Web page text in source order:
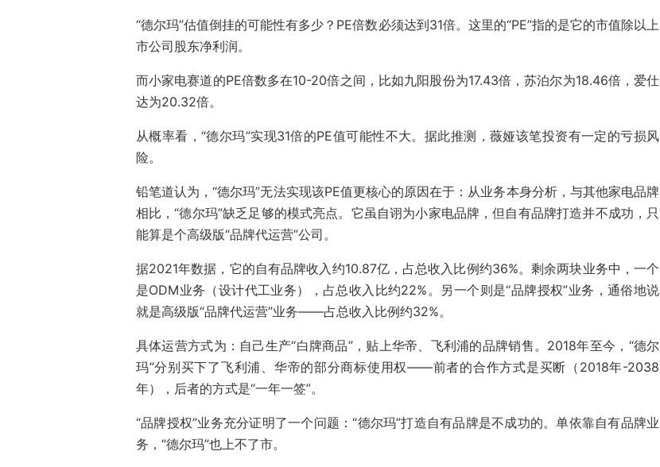
“德尔玛”估值倒挂的可能性有多少？PE倍数必须达到31倍。这里的“PE”指的是它的市值除以上
市公司股东净利润。
而小家电赛道的PE倍数多在10-20倍之间，比如九阳股份为17.43倍，苏泊尔为18.46倍，爱仕
达为20.32倍。
从概率看，“德尔玛”实现31倍的PE值可能性不大。据此推测，薇娅该笔投资有一定的亏损风
险。
铅笔道认为，“德尔玛”无法实现该PE值更核心的原因在于：从业务本身分析，与其他家电品牌
相比，“德尔玛”缺乏足够的模式亮点。它虽自诩为小家电品牌，但自有品牌打造并不成功，只
能算是个高级版“品牌代运营”公司。
据2021年数据，它的自有品牌收入约10.87亿，占总收入比例约36%。剩余两块业务中，一个
是ODM业务（设计代工业务），占总收入比约22%。另一个则是“品牌授权”业务，通俗地说
就是高级版“品牌代运营”业务——占总收入比例约32%。
具体运营方式为：自己生产“白牌商品”，贴上华帝、飞利浦的品牌销售。2018年至今，“德尔
玛”分别买下了飞利浦、华帝的部分商标使用权——前者的合作方式是买断（2018年-2038
年），后者的方式是“一年一签”。
“品牌授权”业务充分证明了一个问题：“德尔玛”打造自有品牌是不成功的。单依靠自有品牌业
务，“德尔玛”也上不了市。